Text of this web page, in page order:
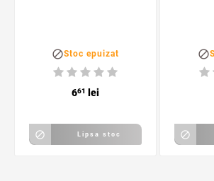
Stoc epuizat
661 lei
 Lipsa stoc

